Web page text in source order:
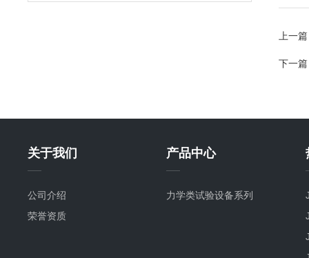
上一
下一
关于我们
公司介绍
荣誉资质
产品中心
力学类试验设备系列